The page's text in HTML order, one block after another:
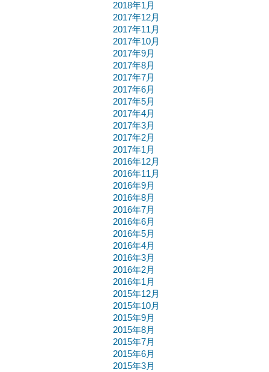
2018年1月
2017年12月
2017年11月
2017年10月
2017年9月
2017年8月
2017年7月
2017年6月
2017年5月
2017年4月
2017年3月
2017年2月
2017年1月
2016年12月
2016年11月
2016年9月
2016年8月
2016年7月
2016年6月
2016年5月
2016年4月
2016年3月
2016年2月
2016年1月
2015年12月
2015年10月
2015年9月
2015年8月
2015年7月
2015年6月
2015年3月